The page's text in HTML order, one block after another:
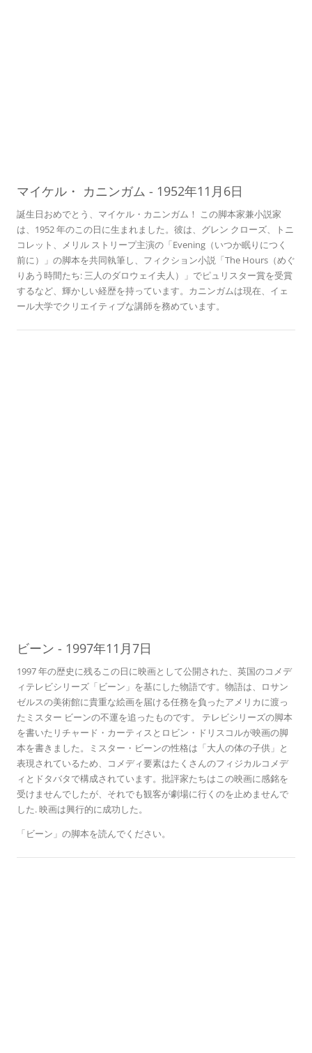
マイケル・ カニンガム - 1952年11月6日
誕生日おめでとう、マイケル・カニンガム！ この脚本家兼小説家
は、1952 年のこの日に生まれました。彼は、グレン クローズ、トニ
コレット、メリル ストリープ主演の「Evening（いつか眠りにつく
前に）」の脚本を共同執筆し、フィクション小説「The Hours（めぐ
りあう時間たち: 三人のダロウェイ夫人）」でピュリスター賞を受賞
するなど、輝かしい経歴を持っています。カニンガムは現在、イェ
ール大学でクリエイティブな講師を務めています。
ビーン - 1997年11月7日
1997 年の歴史に残るこの日に映画として公開された、英国のコメデ
ィテレビシリーズ「ビーン」を基にした物語です。物語は、ロサン
ゼルスの美術館に貴重な絵画を届ける任務を負ったアメリカに渡っ
たミスター ビーンの不運を追ったものです。 テレビシリーズの脚本
を書いたリチャード・カーティスとロビン・ドリスコルが映画の脚
本を書きました。ミスター・ビーンの性格は「大人の体の子供」と
表現されているため、コメディ要素はたくさんのフィジカルコメデ
ィとドタバタで構成されています。批評家たちはこの映画に感銘を
受けませんでしたが、それでも観客が劇場に行くのを止めませんで
した. 映画は興行的に成功した。
「ビーン」の脚本を読んでください。